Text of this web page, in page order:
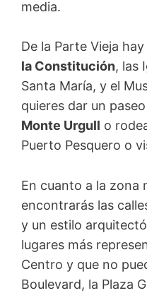
media.
De la Parte Vieja
la Constitución, las
Santa María, y el
quieres dar un
Monte Urgull o
Puerto Pesquero o
En cuanto a la zona
encontrarás las
y un estilo
lugares más
Centro y que no
Boulevard, la Plaza